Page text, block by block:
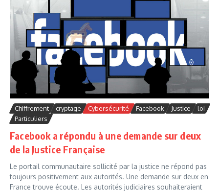
Chiffrement cryptage Cybersécurité Facebook Justice
loi
Particuliers
Facebook a répondu à une demande sur deux
de la Justice Française
Le portail communautaire sollicité par la justice ne répond pas
toujours positivement aux autorités. Une demande sur deux en
France trouve écoute. Les autorités judiciaires souhaiteraient